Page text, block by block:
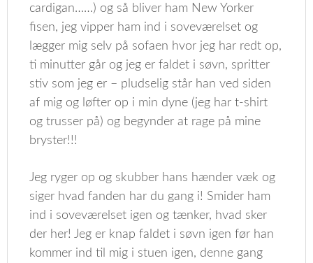
cardigan……) og så bliver ham New Yorker
fisen, jeg vipper ham ind i soveværelset og
lægger mig selv på sofaen hvor jeg har redt op,
ti minutter går og jeg er faldet i søvn, spritter
stiv som jeg er – pludselig står han ved siden
af mig og løfter op i min dyne (jeg har t-shirt
og trusser på) og begynder at rage på mine
bryster!!!
Jeg ryger op og skubber hans hænder væk og
siger hvad fanden har du gang i! Smider ham
ind i soveværelset igen og tænker, hvad sker
der her! Jeg er knap faldet i søvn igen før han
kommer ind til mig i stuen igen, denne gang